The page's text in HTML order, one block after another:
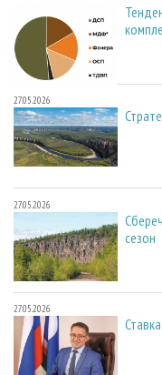
27.05.2026
27.05.2026
сезон
27.05.2026